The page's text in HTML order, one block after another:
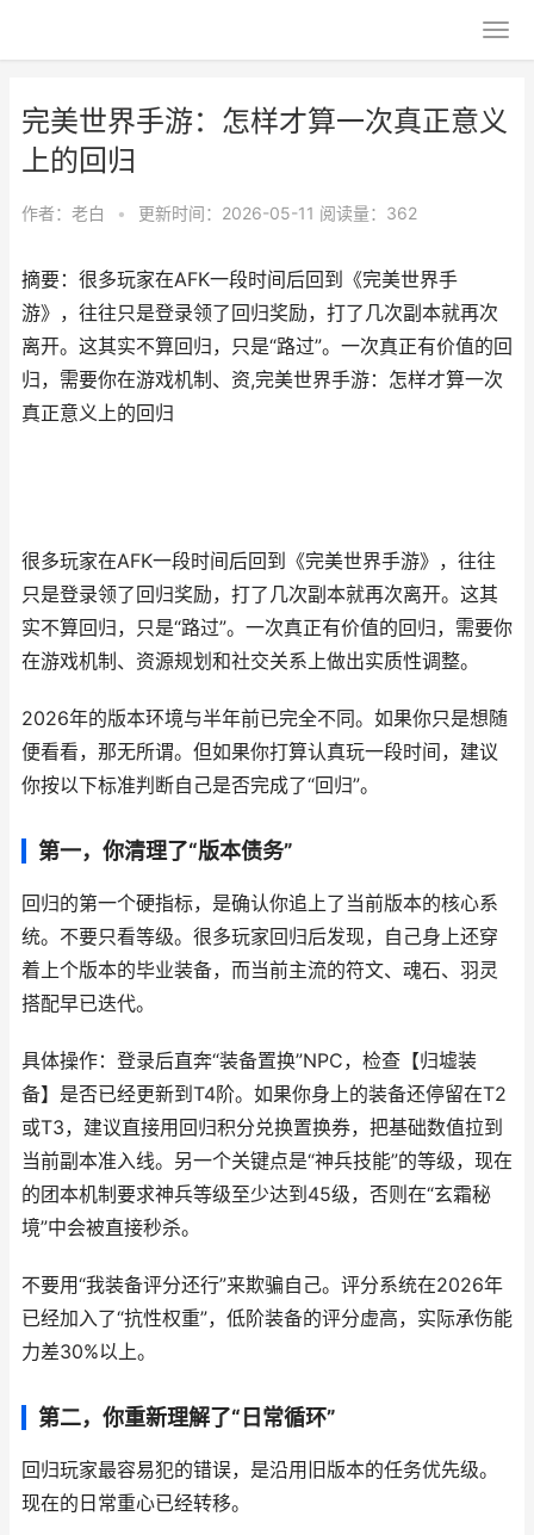
完美世界手游：怎样才算一次真正意义
上的回归
作者： 老白 • 更新时间：2026-05-11 阅读量：362
摘要：很多玩家在AFK一段时间后回到《完美世界手
游》，往往只是登录领了回归奖励，打了几次副本就再次
离开。这其实不算回归，只是“路过”。一次真正有价值的回
归，需要你在游戏机制、资,完美世界手游：怎样才算一次
真正意义上的回归
很多玩家在AFK一段时间后回到《完美世界手游》，往往
只是登录领了回归奖励，打了几次副本就再次离开。这其
实不算回归，只是“路过”。一次真正有价值的回归，需要你
在游戏机制、资源规划和社交关系上做出实质性调整。
2026年的版本环境与半年前已完全不同。如果你只是想随
便看看，那无所谓。但如果你打算认真玩一段时间，建议
你按以下标准判断自己是否完成了“回归”。
第一，你清理了“版本债务”
回归的第一个硬指标，是确认你追上了当前版本的核心系
统。不要只看等级。很多玩家回归后发现，自己身上还穿
着上个版本的毕业装备，而当前主流的符文、魂石、羽灵
搭配早已迭代。
具体操作：登录后直奔“装备置换”NPC，检查【归墟装
备】是否已经更新到T4阶。如果你身上的装备还停留在T2
或T3，建议直接用回归积分兑换置换券，把基础数值拉到
当前副本准入线。另一个关键点是“神兵技能”的等级，现在
的团本机制要求神兵等级至少达到45级，否则在“玄霜秘
境”中会被直接秒杀。
不要用“我装备评分还行”来欺骗自己。评分系统在2026年
已经加入了“抗性权重”，低阶装备的评分虚高，实际承伤能
力差30%以上。
第二，你重新理解了“日常循环”
回归玩家最容易犯的错误，是沿用旧版本的任务优先级。
现在的日常重心已经转移。